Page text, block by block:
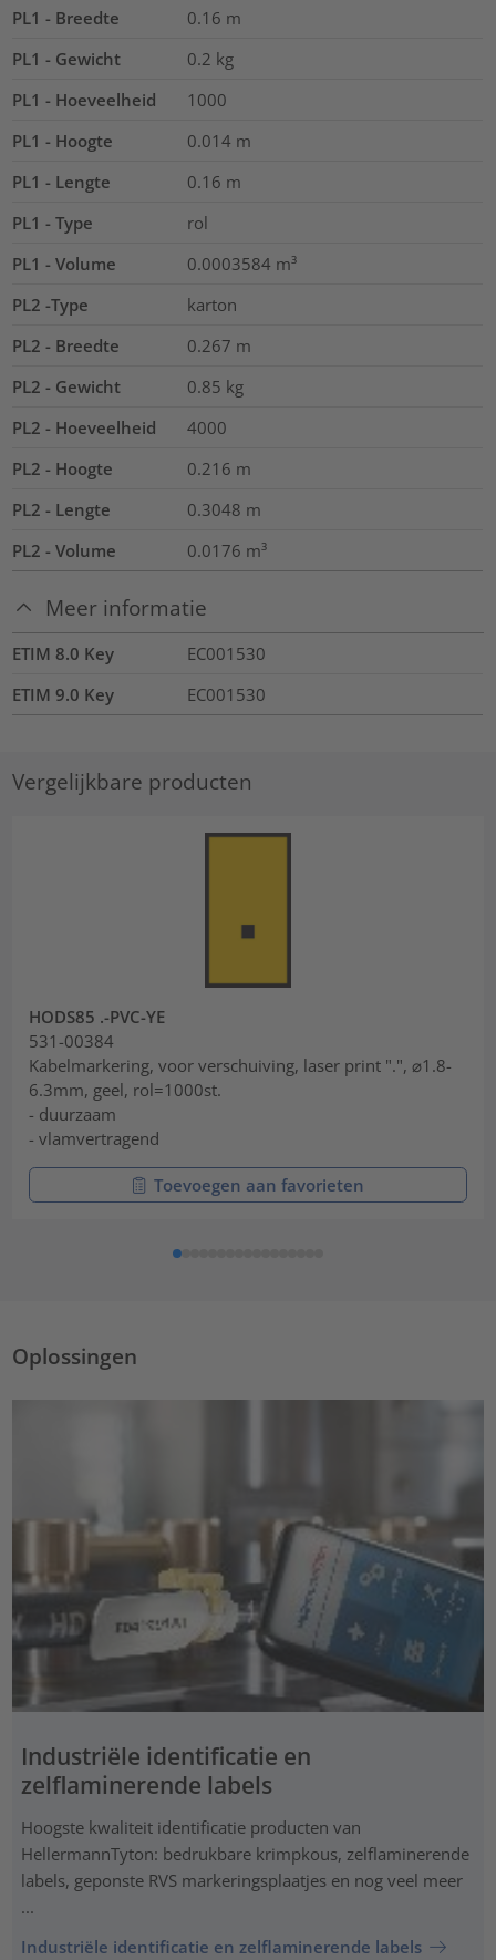
PL1 - Breedte 0.16 m
PL1 - Gewicht
0.2 kg
PL1 - Hoeveelheid
1000
PL1 - Hoogte
0.014 m
PL1 - Lengte
0.16 m
PL1 - Type
rol
PL1 - Volume
0.0003584 m³
PL2 -Type
karton
PL2 - Breedte
0.267 m
PL2 - Gewicht
0.85 kg
PL2 - Hoeveelheid
4000
PL2 - Hoogte
0.216 m
PL2 - Lengte
0.3048 m
PL2 - Volume
0.0176 m³
Meer informatie
ETIM 8.0 Key
EC001530
ETIM 9.0 Key
EC001530
Vergelijkbare producten
HODS85 .-PVC-YE
531-00384
Kabelmarkering, voor verschuiving, laser print ".", ⌀1.8-
6.3mm, geel, rol=1000st.
- duurzaam
- vlamvertragend
Toevoegen aan favorieten
Oplossingen
Industriële identificatie en
zelflaminerende labels
Hoogste kwaliteit identificatie producten van
HellermannTyton: bedrukbare krimpkous, zelflaminerende
labels, geponste RVS markeringsplaatjes en nog veel meer
...
Industriële identificatie en zelflaminerende labels